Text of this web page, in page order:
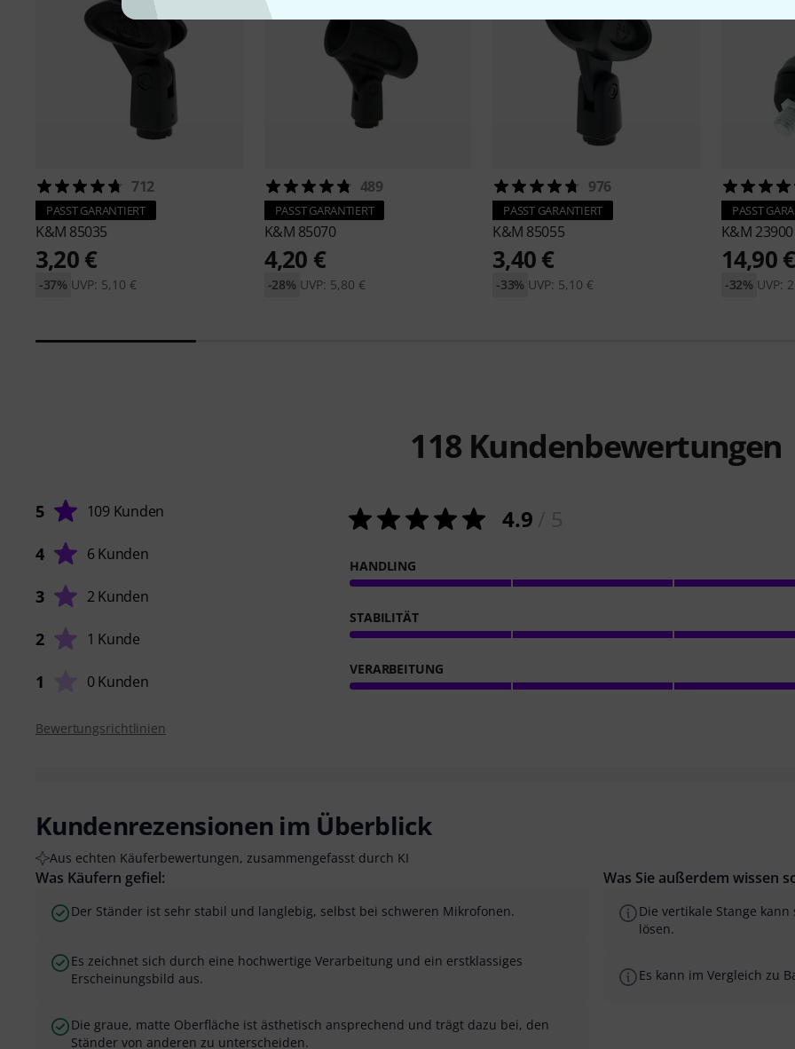
712
PASST GARANTIERT
K&M 85035
3,20 €
UVP: 5,10 €
-37%
489
PASST GARANTIERT
K&M 85070
4,20 €
UVP: 5,80 €
-28%
976
PASST GARANTIERT
K&M 85055
3,40 €
UVP: 5,10 €
-33%
PASST
K&M 23900
14,90 €
UVP:
-32%
118 Kundenbewertungen
5 109 Kunden
4 6 Kunden
3 2 Kunden
2 1 Kunde
1 0 Kunden
4.9
HANDLING
STABILITÄT
VERARBEITUNG
Bewertungsrichtlinien
Kundenrezensionen im Überblick
Aus echten Käuferbewertungen, zusammengefasst durch KI
Was Käufern gefiel:
Der Ständer ist sehr stabil und langlebig, selbst bei schweren Mikrofonen.
Es zeichnet sich durch eine hochwertige Verarbeitung und ein erstklassiges
Erscheinungsbild aus.
Die graue, matte Oberfläche ist ästhetisch ansprechend und trägt dazu bei, den
Ständer von anderen zu unterscheiden.
Was Sie außerdem wissen
Die vertikale Stange
lösen.
Es kann im Vergleich zu